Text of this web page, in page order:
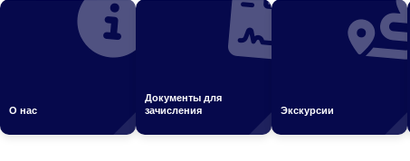
Версия для слабовидящих
О нас
Документы для
зачисления
Экскурсии